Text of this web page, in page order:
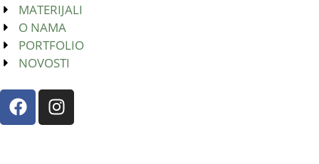
MATERIJALI
O NAMA
PORTFOLIO
NOVOSTI